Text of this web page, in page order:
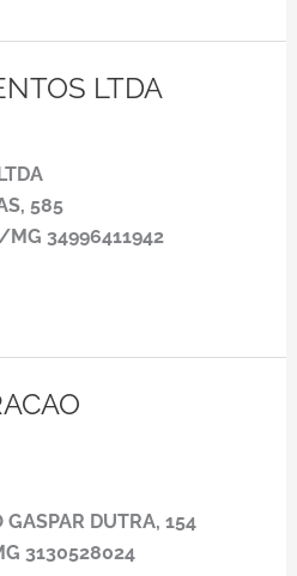
LTDA
585
MG 34996411942
DUTRA, 154
3130528024